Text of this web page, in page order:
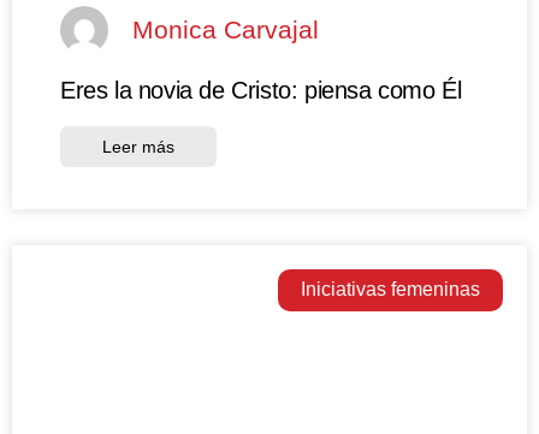
Monica Carvajal
Eres la novia de Cristo: piensa como Él
Leer más
Iniciativas femeninas